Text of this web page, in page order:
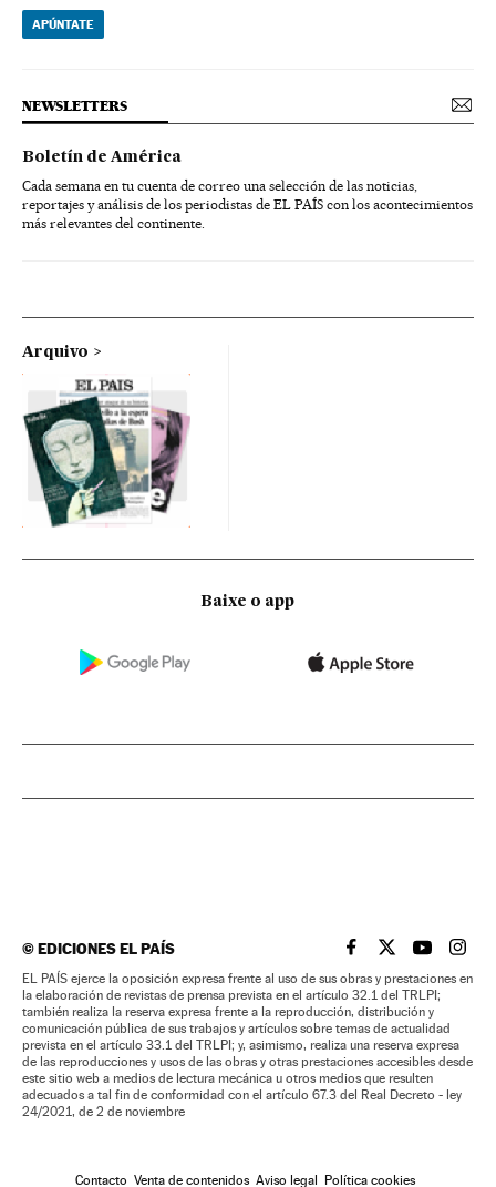
APÚNTATE
NEWSLETTERS
Boletín de América
Cada semana en tu cuenta de correo una selección de las noticias,
reportajes y análisis de los periodistas de EL PAÍS con los acontecimientos
más relevantes del continente.
Arquivo
Baixe o app
©EDICIONES EL PAÍS EL PAÍS BRASIL EN
EL PAÍSEL PAÍS
EL
EL PAÍS ejerce la oposición expresa frente al uso de sus obras y prestaciones en
la elaboración de revistas de prensa prevista en el artículo 32.1 del TRLPI;
también realiza la reserva expresa frente a la reproducción, distribución y
comunicación pública de sus trabajos y artículos sobre temas de actualidad
prevista en el artículo 33.1 del TRLPI; y, asimismo, realiza una reserva expresa
de las reproducciones y usos de las obras y otras prestaciones accesibles desde
este sitio web a medios de lectura mecánica u otros medios que resulten
adecuados a tal fin de conformidad con el artículo 67.3 del Real Decreto - ley
24/2021, de 2 de noviembre
Contacto Venta de contenidos Aviso legal Política cookies